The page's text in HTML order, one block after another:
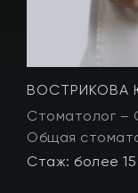
ЛУМИНИЦА
Стоматолог –
Общая
Стаж: более 11